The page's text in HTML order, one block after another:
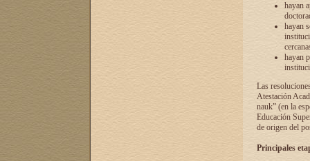
hayan
hayan
hayan
Las
Atestación
nauk” (en la
Educación
de origen del
Principales